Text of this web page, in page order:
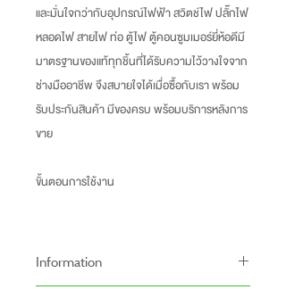
และมั่นใจกว่ากับอุปกรณ์ไฟฟ้า สวิตช์ไฟ ปลั๊กไฟ
หลอดไฟ สายไฟ ท่อ ตู้ไฟ ตู้คอนซูมเมอร์ยี่ห้อดีมี
มาตรฐานของแท้ทุกชิ้นที่ได้รับความไว้วางใจจาก
ช่างมืออาชีพ จึงสบายใจได้เมื่อซื้อกับเรา พร้อม
รับประกันสินค้า มีของครบ พร้อมบริการหลังการ
ขาย
ขั้นตอนการใช้งาน
Information